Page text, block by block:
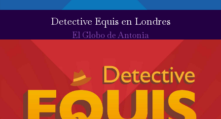
Detective Equis en Londres
El Globo de Antonia